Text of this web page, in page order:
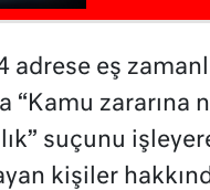
adrese eş
“Kamu zararına
suçunu
kişiler